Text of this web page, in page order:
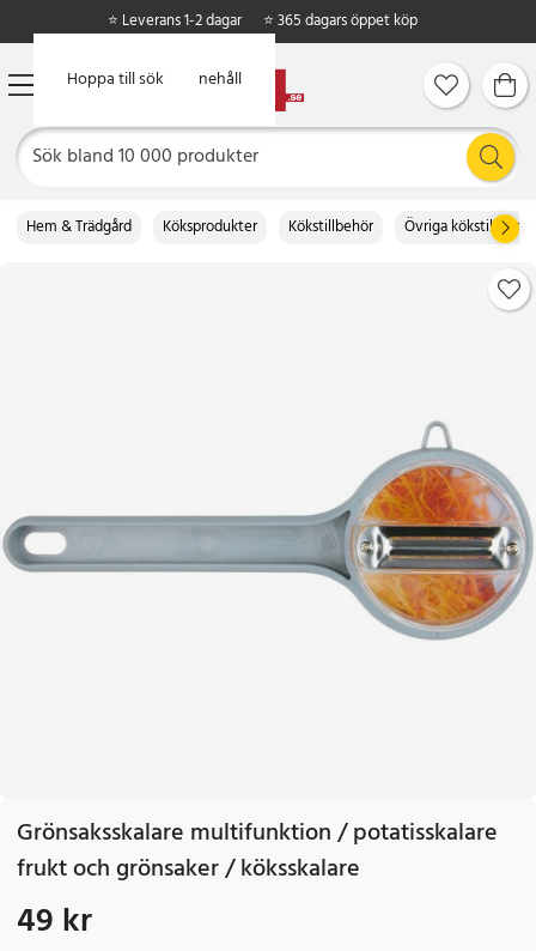
Hoppa till huvudinnehåll
Hoppa till sök
⭐ Leverans 1-2 dagar ⭐ 365 dagars öppet köp
Hem & Trädgård Köksprodukter Kökstillbehör Övriga kökstillbehör
Grönsaksskalare multifunktion / potatisskalare
frukt och grönsaker / köksskalare
Pris: 49 kr
49 kr